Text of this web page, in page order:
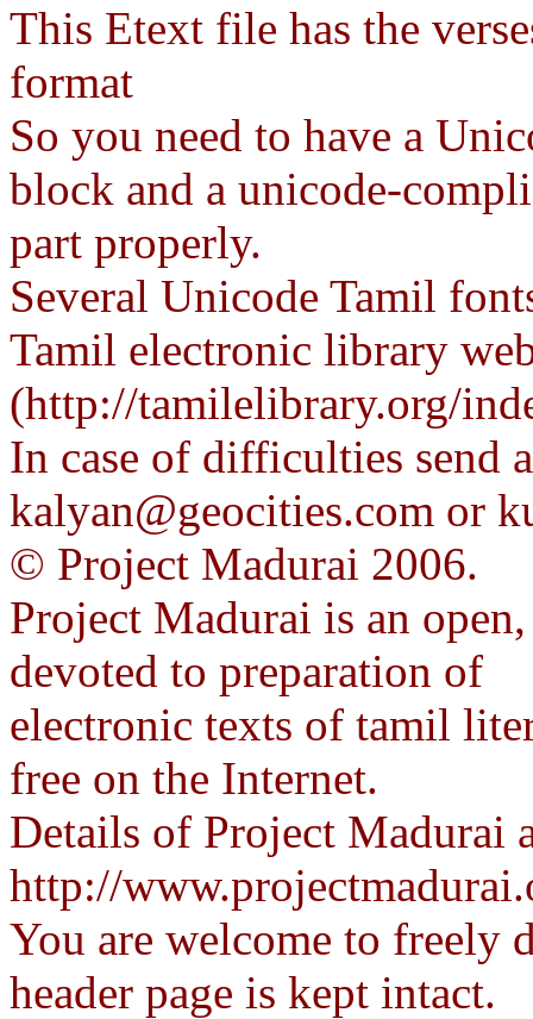
This Etext file has the
format
So you need to have a
block and a unicode-
part properly.
Several Unicode Tamil
Tamil electronic library
(http://tamilelibrary.org/
In case of difficulties send
kalyan@geocities.com or
© Project Madurai 2006.
Project Madurai is an
devoted to preparation of
electronic texts of tamil
free on the Internet.
Details of Project Madurai
http://
You are welcome to freely
header page is kept intact.